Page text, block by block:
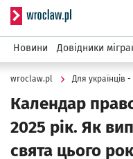
Serwis
Новини Довідники
wroclaw.pl Для українців
Календар
2025 рік. Як
свята цього